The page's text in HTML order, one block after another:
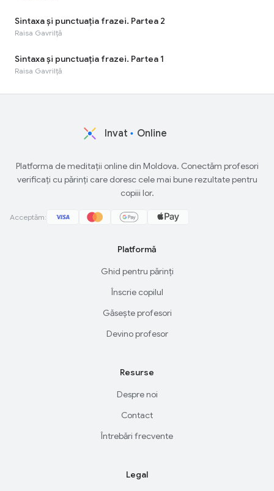
Sintaxa și punctuația frazei. Partea 2
Raisa Gavrilță
Sintaxa și punctuația frazei. Partea 1
Raisa Gavrilță
Invat Online
Platforma de meditații online din Moldova. Conectăm profesori
verificați cu părinți care doresc cele mai bune rezultate pentru
copiii lor.
Acceptăm:
Platformă
Ghid pentru părinți
Înscrie copilul
Găsește profesori
Devino profesor
Resurse
Despre noi
Contact
Întrebări frecvente
Legal